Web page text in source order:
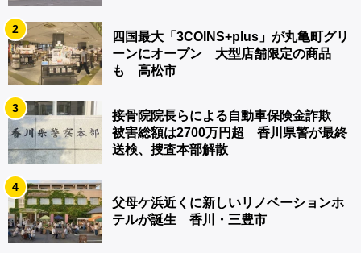
2
四国最大「3COINS+plus」が丸亀町グリ
ーンにオープン 大型店舗限定の商品
も 高松市
3
接骨院院長らによる自動車保険金詐欺
被害総額は2700万円超 香川県警が最終
送検、捜査本部解散
4
父母ケ浜近くに新しいリノベーションホ
テルが誕生 香川・三豊市